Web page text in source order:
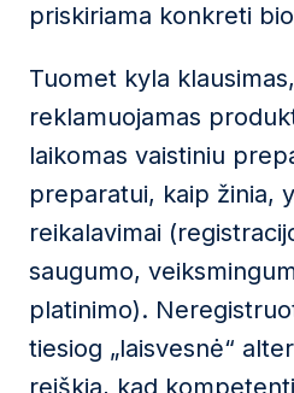
priskiriama konkreti
Tuomet kyla
reklamuojamas
laikomas vaistiniu
preparatui, kaip žinia,
reikalavimai
saugumo,
platinimo).
tiesiog „laisvesnė“
reiškia, kad